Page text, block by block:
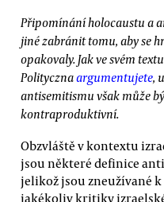
Připomínání holocaustu a
jiné zabránit tomu, aby se
opakovaly. Jak ve svém
Politycznaargumentujete,
antisemitismu však může
kontraproduktivní.
Obzvláště v kontextu
jsou některé definice
jelikož jsou zneužívané
jakékoliv kritiky